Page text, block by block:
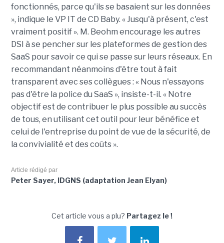
fonctionnés, parce qu'ils se basaient sur les données
», indique le VP IT de CD Baby. « Jusqu'à présent, c'est
vraiment positif ». M. Beohm encourage les autres
DSI à se pencher sur les plateformes de gestion des
SaaS pour savoir ce qui se passe sur leurs réseaux. En
recommandant néanmoins d'être tout à fait
transparent avec ses collègues : « Nous n'essayons
pas d'être la police du SaaS », insiste-t-il. « Notre
objectif est de contribuer le plus possible au succès
de tous, en utilisant cet outil pour leur bénéfice et
celui de l'entreprise du point de vue de la sécurité, de
la convivialité et des coûts ».
Article rédigé par
Peter Sayer, IDGNS (adaptation Jean Elyan)
Cet article vous a plu? Partagez le !